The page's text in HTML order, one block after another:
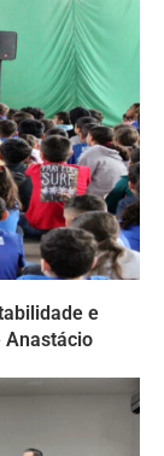
e
Anastácio